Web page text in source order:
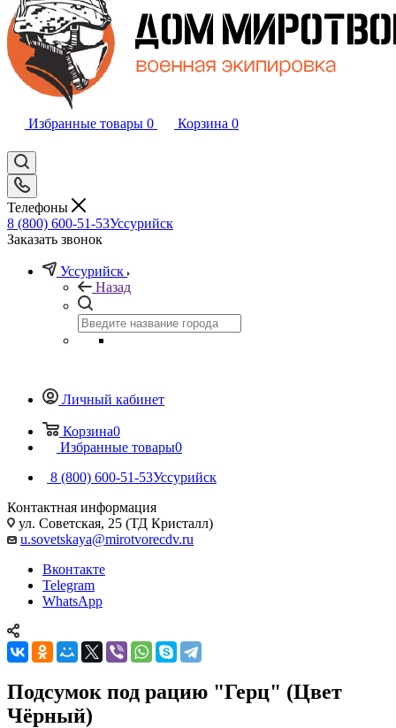
Избранные товары 0 Корзина 0
Телефоны
8 (800) 600-51-53Уссурийск
Заказать звонок
Уссурийск
Назад
Личный кабинет
Корзина0
Избранные товары0
8 (800) 600-51-53Уссурийск
Контактная информация
ул. Советская, 25 (ТД Кристалл)
u.sovetskaya@mirotvorecdv.ru
Вконтакте
Telegram
WhatsApp
Подсумок под рацию "Герц" (Цвет
Чёрный)